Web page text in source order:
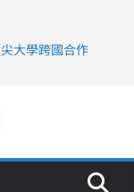
大學跨國合作
穫豐
育護理尖兵
第5名 辦學實力再